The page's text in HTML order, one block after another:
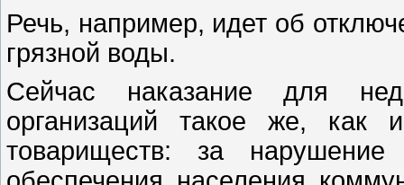
Речь, например, идет об
грязной воды.
Сейчас наказание для
организаций такое же,
товариществ: за